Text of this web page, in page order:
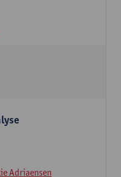
Adriaensen